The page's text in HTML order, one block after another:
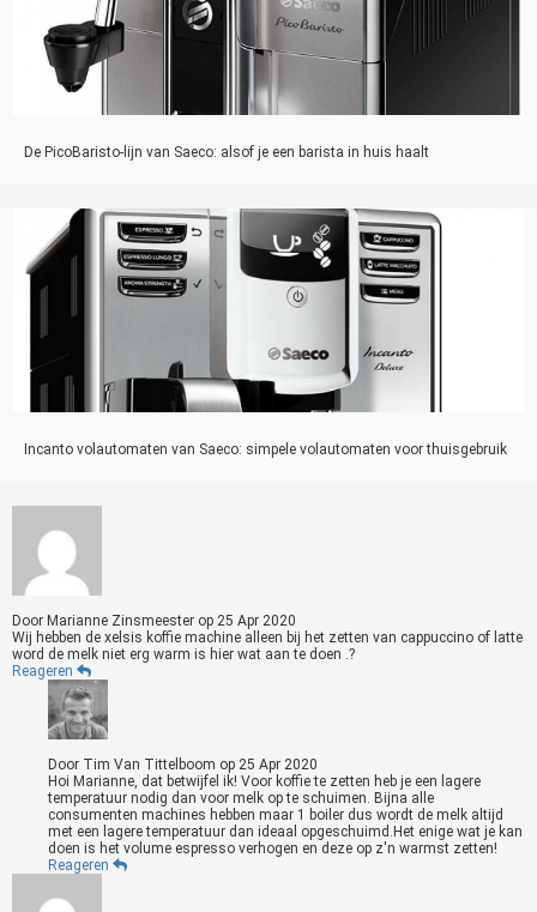
De PicoBaristo-lijn van Saeco: alsof je een barista in huis haalt
Incanto volautomaten van Saeco: simpele volautomaten voor thuisgebruik
Door Marianne Zinsmeester op 25 Apr 2020
Wij hebben de xelsis koffie machine alleen bij het zetten van cappuccino of latte
word de melk niet erg warm is hier wat aan te doen .?
Reageren
Door Tim Van Tittelboom op 25 Apr 2020
Hoi Marianne, dat betwijfel ik! Voor koffie te zetten heb je een lagere
temperatuur nodig dan voor melk op te schuimen. Bijna alle
consumenten machines hebben maar 1 boiler dus wordt de melk altijd
met een lagere temperatuur dan ideaal opgeschuimd.Het enige wat je kan
doen is het volume espresso verhogen en deze op z'n warmst zetten!
Reageren